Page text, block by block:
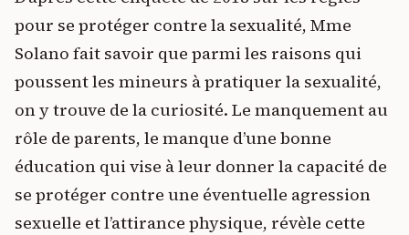
pour se protéger contre la sexualité, Mme
Solano fait savoir que parmi les raisons qui
poussent les mineurs à pratiquer la sexualité,
on y trouve de la curiosité. Le manquement au
rôle de parents, le manque d’une bonne
éducation qui vise à leur donner la capacité de
se protéger contre une éventuelle agression
sexuelle et l’attirance physique, révèle cette